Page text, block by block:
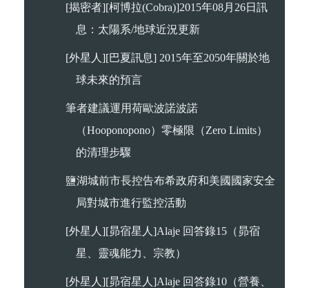
[揭密者][柯博拉(Cobra)]2015年08月26日訊
息：太陽系/地球近況更新
[外星人][巴夏訊息] 2015年至2050年關於地
球未來的預言
筆者建議運用荷歐波諾波諾
（Hooponopono）零極限（Zero Limits）
的清理步驟
鹽湖城前市長控告布希政府和美國國家安全
局對城市進行監控活動
[外星人][昴宿星人]Alaje 回答錄15（昴宿
星、靈魂能力、宗教）
[外星人][昴宿星人]Alaje 回答錄10（營養、